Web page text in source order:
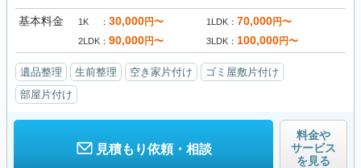
基本料金 1K 30,000円〜 1LDK 70,000円〜
2LDK 90,000円〜 3LDK 100,000円〜
遺品整理 生前整理 空き家片付け
ゴミ屋敷片付け
部屋片付け
見積もり依頼・相談
料金や
サービス
を見る